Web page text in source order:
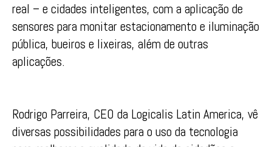
real – e cidades inteligentes, com a aplicação de
sensores para monitar estacionamento e iluminação
pública, bueiros e lixeiras, além de outras
aplicações.
Rodrigo Parreira, CEO da Logicalis Latin America, vê
diversas possibilidades para o uso da tecnologia